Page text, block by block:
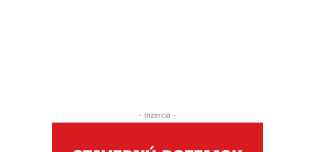
- Inzercia -